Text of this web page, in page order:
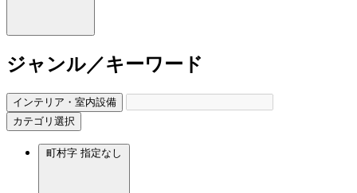
ジャンル／キーワード
インテリア・室内設備
カテゴリ選択
町村字 指定なし